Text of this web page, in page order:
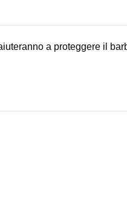
a proteggere il